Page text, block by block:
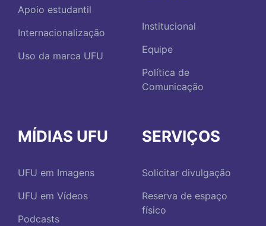
Apoio estudantil
Internacionalização
Uso da marca UFU
Institucional
Equipe
Política de
Comunicação
MÍDIAS UFU
UFU em Imagens
UFU em Vídeos
Podcasts
SERVIÇOS
Solicitar divulgação
Reserva de espaço
físico